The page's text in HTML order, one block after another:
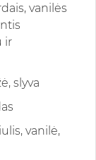
vanilės
ir
slyva
vanilė,